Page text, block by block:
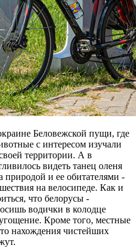
Беловежской пущи, где
с интересом изучали
территории. А в
видеть танец оленя
природой и ее обитателями -
на велосипеде. Как и
что белорусы -
водички в колодце
Кроме того, местные
нахождения чистейших